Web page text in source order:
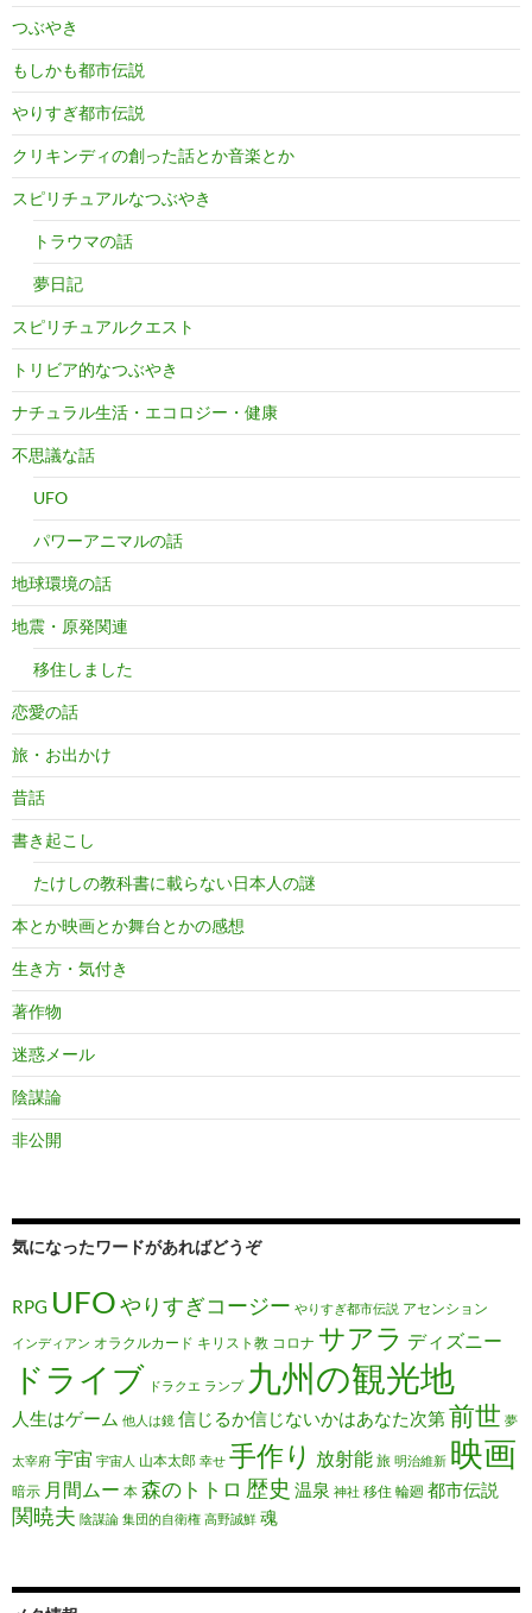
つぶやき
もしかも都市伝説
やりすぎ都市伝説
クリキンディの創った話とか音楽とか
スピリチュアルなつぶやき
トラウマの話
夢日記
スピリチュアルクエスト
トリビア的なつぶやき
ナチュラル生活・エコロジー・健康
不思議な話
UFO
パワーアニマルの話
地球環境の話
地震・原発関連
移住しました
恋愛の話
旅・お出かけ
昔話
書き起こし
たけしの教科書に載らない日本人の謎
本とか映画とか舞台とかの感想
生き方・気付き
著作物
迷惑メール
陰謀論
非公開
気になったワードがあればどうぞ
RPG UFOやりすぎコージー やりすぎ都市伝説 アセンション
インディアン オラクルカード キリスト教 コロナ サアラ ディズニー
ドライブ ドラクエ ランプ 九州の観光地
人生はゲーム 他人は鏡 信じるか信じないかはあなた次第前世 夢
太宰府 宇宙 宇宙人 山本太郎 幸せ 手作り 放射能 旅 明治維新 映画
暗示 月間ムー 本 森のトトロ 歴史 温泉 神社 移住 輪廻 都市伝説
関暁夫 陰謀論 集団的自衛権 高野誠鮮 魂